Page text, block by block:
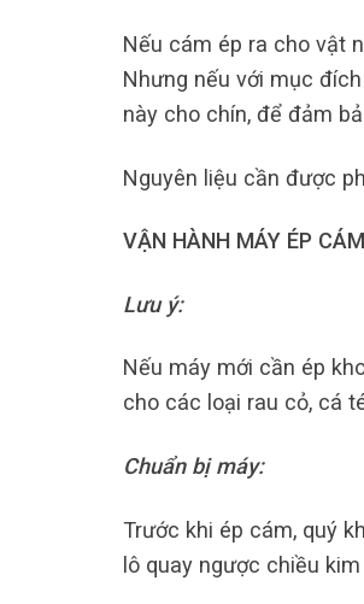
Nếu cám ép ra cho vật
Nhưng nếu với mục
này cho chín, để đảm
Nguyên liệu cần được
VẬN HÀNH MÁY ÉP
Lưu ý:
Nếu máy mới cần ép
cho các loại rau cỏ, cá
Chuẩn bị máy:
Trước khi ép cám, quý
lô quay ngược chiều